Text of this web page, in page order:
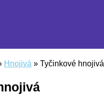
Hnojivá » Tyčinkové hnojivá